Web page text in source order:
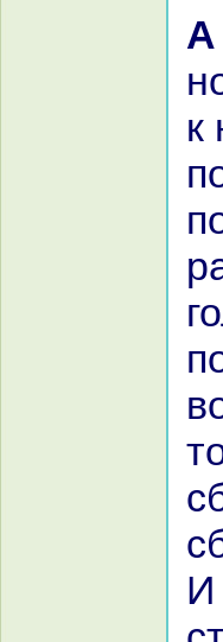
А Хаcaн подождал, пока пришла
к
И